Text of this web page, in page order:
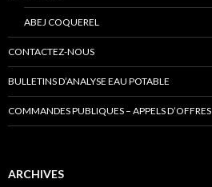
ABEJ COQUEREL
CONTACTEZ-NOUS
BULLETINS D’ANALYSE EAU POTABLE
COMMANDES PUBLIQUES – APPELS D’OFFRES
ARCHIVES